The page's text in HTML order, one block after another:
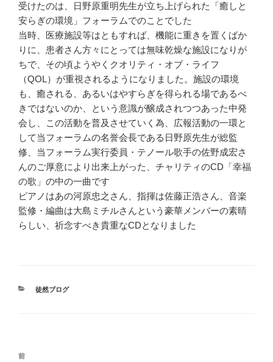
受けたのは、日野原重明先生が立ち上げられた「癒しと
安らぎの環境」フォーラムでのことでした
当時、医療施設等はともすれば、機能に重きを置くばか
りに、患者さん方々にとっては無味乾燥な施設になりが
ちで、その頃ようやくクオリティ・オブ・ライフ
（QOL）が重視されるようになりました。施設の環境
も、癒される、あるいはやすらぎを得られる場であるべ
きではないのか、という意識が醸成されつつあった中発
会し、この活動を普及させていく為、広報活動の一環と
して当フォーラムの名誉会長である日野原先生が総監
修、当フォーラム実行委員・テノール歌手の佐野成宏さ
んのご厚意により出来上がった、チャリティのCD「幸福
の歌」の中の一曲です
ピアノはあの河原忠之さん、指揮は佐藤正浩さん、音楽
監修・編曲は大島ミチルさんという豪華メンバーの素晴
らしい、祈念すべき貴重なCDとなりました
カ
徒然ブログ
投
前
前